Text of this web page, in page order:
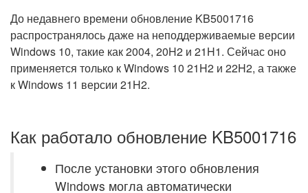
До недавнего времени обновление KB5001716
распространялось даже на неподдерживаемые версии
Windows 10, такие как 2004, 20H2 и 21H1. Сейчас оно
применяется только к Windows 10 21H2 и 22H2, а также
к Windows 11 версии 21H2.
Как работало обновление KB5001716
После установки этого обновления
Windows могла автоматически